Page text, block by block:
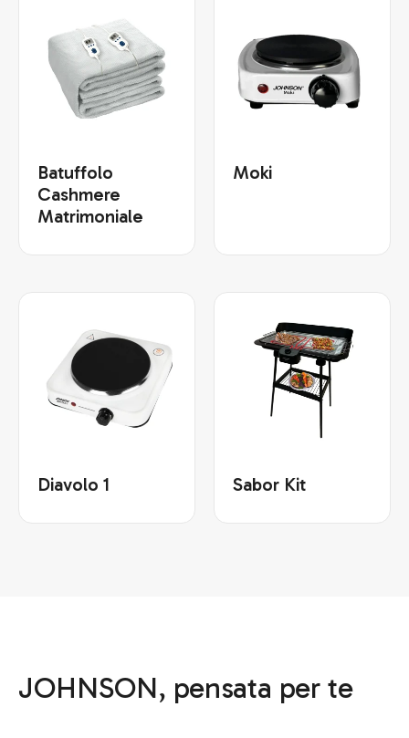
Batuffolo
Cashmere
Matrimoniale
Moki
Diavolo 1 Sabor Kit
JOHNSON, pensata per te